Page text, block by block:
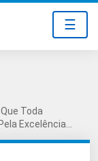
☰
Toda
Excelência…